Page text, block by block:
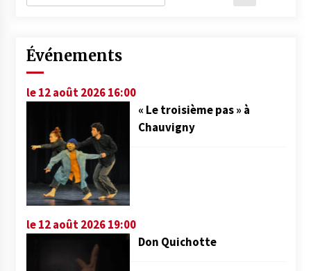
Événements
le 12 août 2026 16:00
« Le troisième pas » à
Chauvigny
le 12 août 2026 19:00
Don Quichotte